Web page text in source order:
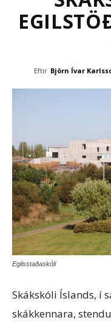
Eftir Björn Ívar
Egilsstaðaskóli
Skákskóli Íslands, í
skákkennara,